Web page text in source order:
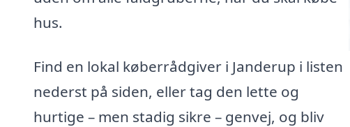
hus.
Find en lokal køberrådgiver i Janderup i listen
nederst på siden, eller tag den lette og
hurtige – men stadig sikre – genvej, og bliv